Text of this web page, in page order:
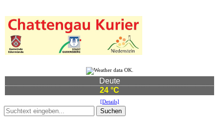
Deute
24 °C
[Details]
Suchen